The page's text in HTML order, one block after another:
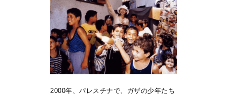
2000年、パレスチナで、ガザの少年たち